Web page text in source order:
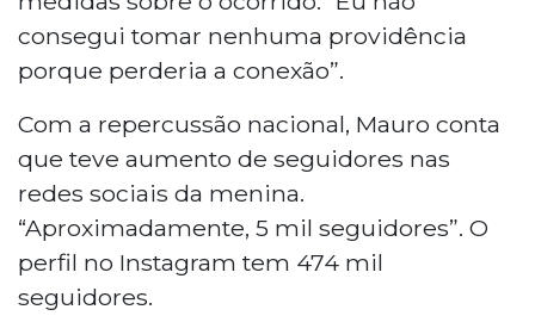
consegui tomar nenhuma providência
porque perderia a conexão”.
Com a repercussão nacional, Mauro conta
que teve aumento de seguidores nas
redes sociais da menina.
“Aproximadamente, 5 mil seguidores”. O
perfil no Instagram tem 474 mil
seguidores.